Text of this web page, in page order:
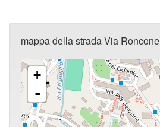
mappa della strada Via Roncone
+
-